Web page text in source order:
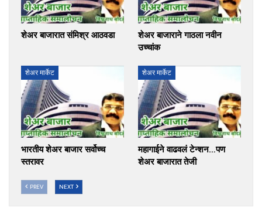
शेअर बाजारात संमिश्र आठवडा
शेअर बाजाराने गाठला नवीन
उच्चांक
शेअर मार्केट
भारतीय शेअर बाजार सर्वोच्च
स्तरावर
शेअर मार्केट
महागाईने वाढवलं टेन्शन…पण
शेअर बाजारात तेजी
PREV NEXT